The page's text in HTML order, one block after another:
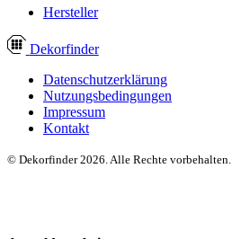
Hersteller
Dekorfinder
Datenschutzerklärung
Nutzungsbedingungen
Impressum
Kontakt
© Dekorfinder 2026. Alle Rechte vorbehalten.